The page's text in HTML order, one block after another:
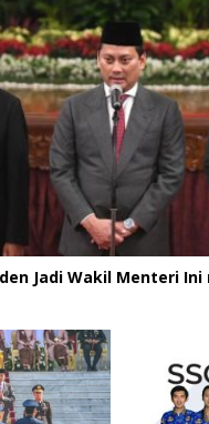
Jadi Wakil Menteri Ini